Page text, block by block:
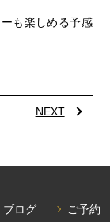
も楽しめる予感
NEXT
ブログ ご予約